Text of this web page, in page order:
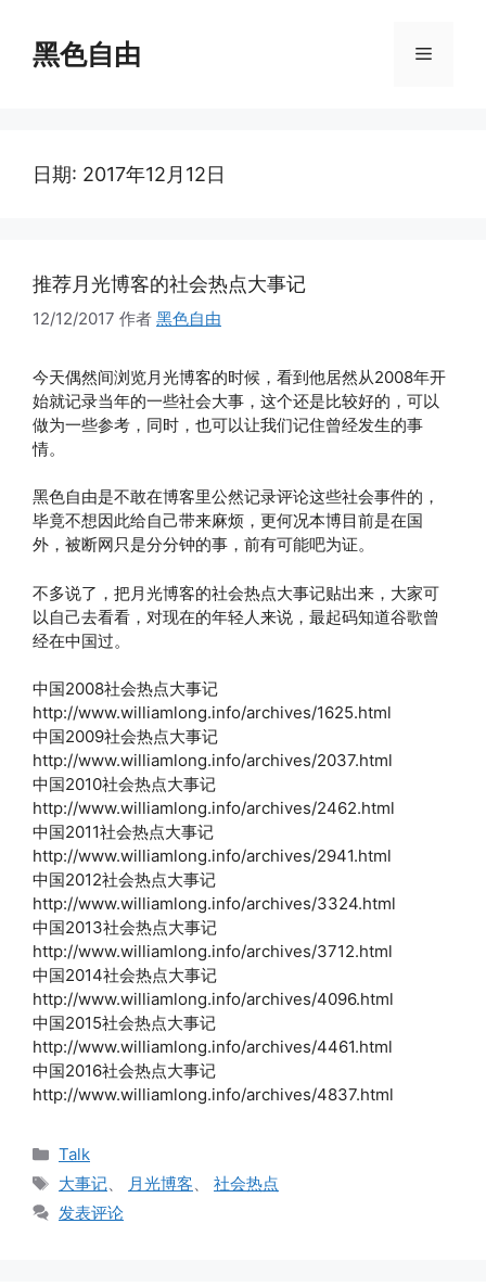
黑色自由 菜
日期: 2017年12月12日
推荐月光博客的社会热点大事记
12/12/2017 作者 黑色自由
今天偶然间浏览月光博客的时候，看到他居然从2008年开
始就记录当年的一些社会大事，这个还是比较好的，可以
做为一些参考，同时，也可以让我们记住曾经发生的事
情。
黑色自由是不敢在博客里公然记录评论这些社会事件的，
毕竟不想因此给自己带来麻烦，更何况本博目前是在国
外，被断网只是分分钟的事，前有可能吧为证。
不多说了，把月光博客的社会热点大事记贴出来，大家可
以自己去看看，对现在的年轻人来说，最起码知道谷歌曾
经在中国过。
中国2008社会热点大事记
http://www.williamlong.info/archives/1625.html
中国2009社会热点大事记
http://www.williamlong.info/archives/2037.html
中国2010社会热点大事记
http://www.williamlong.info/archives/2462.html
中国2011社会热点大事记
http://www.williamlong.info/archives/2941.html
中国2012社会热点大事记
http://www.williamlong.info/archives/3324.html
中国2013社会热点大事记
http://www.williamlong.info/archives/3712.html
中国2014社会热点大事记
http://www.williamlong.info/archives/4096.html
中国2015社会热点大事记
http://www.williamlong.info/archives/4461.html
中国2016社会热点大事记
http://www.williamlong.info/archives/4837.html
分
类
Talk
标
签
大事记、 月光博客、 社会热点
发表评论